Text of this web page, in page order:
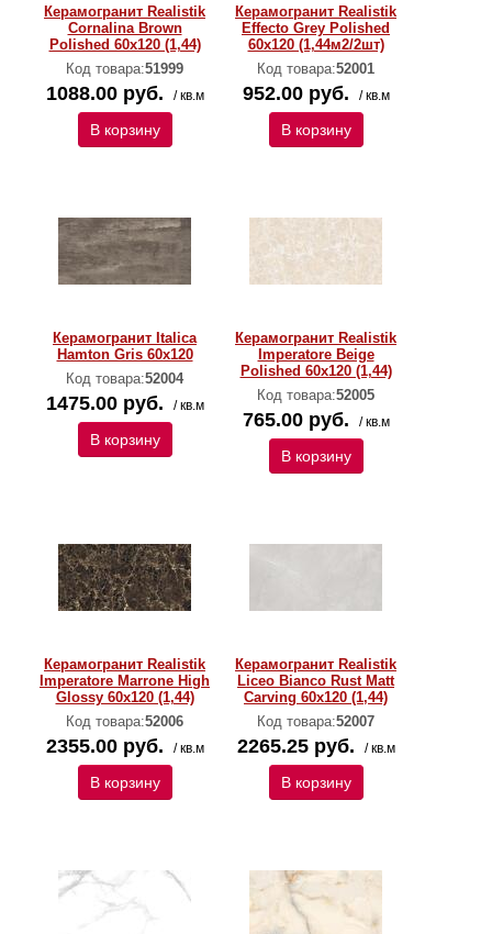
Керамогранит Realistik
Cornalina Brown
Polished 60x120 (1,44)
Код товара:51999
1088.00 руб. / кв.м
В корзину
Керамогранит Realistik
Effecto Grey Polished
60x120 (1,44м2/2шт)
Код товара:52001
952.00 руб. / кв.м
В корзину
Керамогранит Italica
Hamton Gris 60x120
Код товара:52004
1475.00 руб. / кв.м
В корзину
Керамогранит Realistik
Imperatore Beige
Polished 60x120 (1,44)
Код товара:52005
765.00 руб. / кв.м
В корзину
Керамогранит Realistik
Imperatore Marrone High
Glossy 60x120 (1,44)
Код товара:52006
2355.00 руб. / кв.м
В корзину
Керамогранит Realistik
Liceo Bianco Rust Matt
Carving 60x120 (1,44)
Код товара:52007
2265.25 руб. / кв.м
В корзину